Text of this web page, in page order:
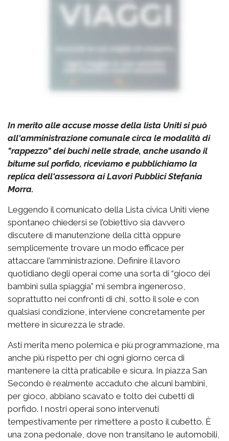
In merito alle accuse mosse della lista Uniti si può
all'amministrazione comunale circa le modalità di
"rappezzo" dei buchi nelle strade, anche usando il
bitume sul porfido, riceviamo e pubblichiamo la
replica dell'assessora ai Lavori Pubblici Stefania
Morra.
Leggendo il comunicato della Lista civica Uniti viene
spontaneo chiedersi se l’obiettivo sia davvero
discutere di manutenzione della città oppure
semplicemente trovare un modo efficace per
attaccare l’amministrazione. Definire il lavoro
quotidiano degli operai come una sorta di “gioco dei
bambini sulla spiaggia” mi sembra ingeneroso,
soprattutto nei confronti di chi, sotto il sole e con
qualsiasi condizione, interviene concretamente per
mettere in sicurezza le strade.
Asti merita meno polemica e più programmazione, ma
anche più rispetto per chi ogni giorno cerca di
mantenere la città praticabile e sicura. In piazza San
Secondo è realmente accaduto che alcuni bambini,
per gioco, abbiano scavato e tolto dei cubetti di
porfido. I nostri operai sono intervenuti
tempestivamente per rimettere a posto il cubetto. È
una zona pedonale, dove non transitano le automobili,